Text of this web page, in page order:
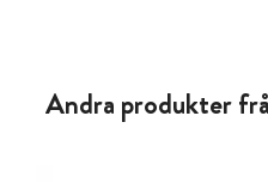
Andra produkter